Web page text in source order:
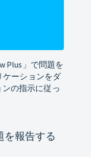
Plus」で問題を
ケーションをダ
の指示に従っ
を報告する